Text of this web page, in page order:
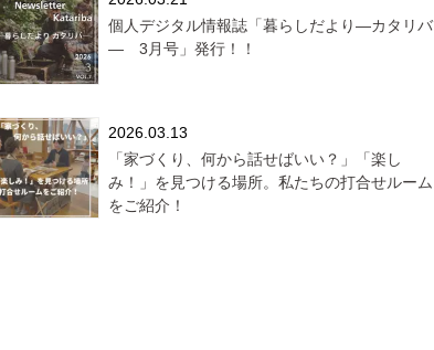
個人デジタル情報誌「暮らしだより―カタリバ
― 3月号」発行！！
2026.03.13
「家づくり、何から話せばいい？」「楽し
み！」を見つける場所。私たちの打合せルーム
をご紹介！